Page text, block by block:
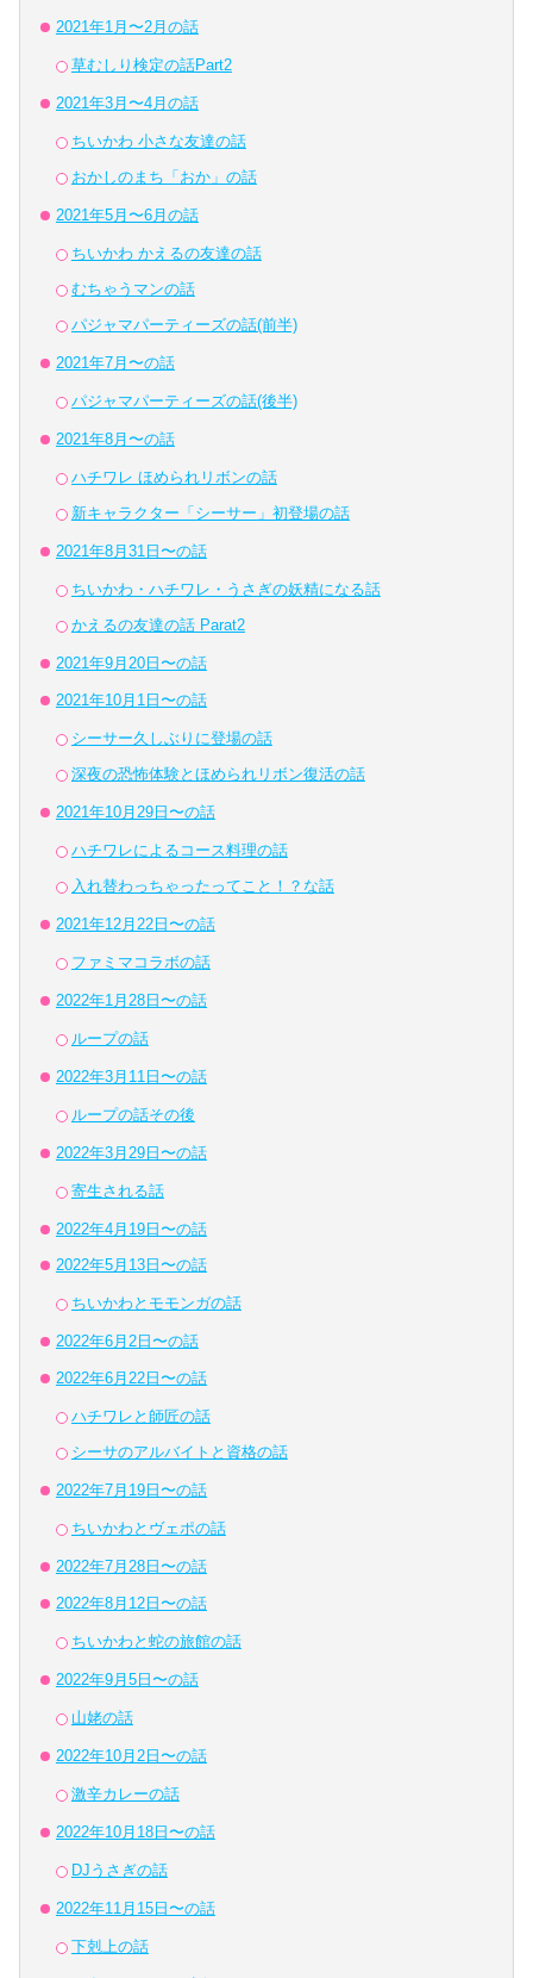
2021年1月〜2月の話
草むしり検定の話Part2
2021年3月〜4月の話
ちいかわ 小さな友達の話
おかしのまち「おか」の話
2021年5月〜6月の話
ちいかわ かえるの友達の話
むちゃうマンの話
パジャマパーティーズの話(前半)
2021年7月〜の話
パジャマパーティーズの話(後半)
2021年8月〜の話
ハチワレ ほめられリボンの話
新キャラクター「シーサー」初登場の話
2021年8月31日〜の話
ちいかわ・ハチワレ・うさぎの妖精になる話
かえるの友達の話 Parat2
2021年9月20日〜の話
2021年10月1日〜の話
シーサー久しぶりに登場の話
深夜の恐怖体験とほめられリボン復活の話
2021年10月29日〜の話
ハチワレによるコース料理の話
入れ替わっちゃったってこと！？な話
2021年12月22日〜の話
ファミマコラボの話
2022年1月28日〜の話
ループの話
2022年3月11日〜の話
ループの話その後
2022年3月29日〜の話
寄生される話
2022年4月19日〜の話
2022年5月13日〜の話
ちいかわとモモンガの話
2022年6月2日〜の話
2022年6月22日〜の話
ハチワレと師匠の話
シーサのアルバイトと資格の話
2022年7月19日〜の話
ちいかわとヴェポの話
2022年7月28日〜の話
2022年8月12日〜の話
ちいかわと蛇の旅館の話
2022年9月5日〜の話
山姥の話
2022年10月2日〜の話
激辛カレーの話
2022年10月18日〜の話
DJうさぎの話
2022年11月15日〜の話
下剋上の話